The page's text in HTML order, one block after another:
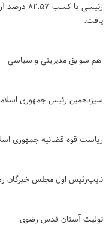
رئیسی با
یافت.
اهم سوابق مدیریتی و سیاسی
سیزدهمین رئیس جمهوری اسلامی ایران
ریاست قوه قضائیه جمهوری
نایب‌رئیس اول مجلس خبرگان
تولیت آستان قدس رضوی